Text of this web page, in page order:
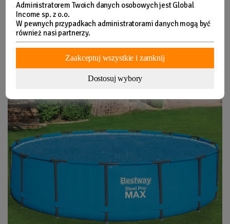
Administratorem Twoich danych osobowych jest Global
Income sp. z o.o.
W pewnych przypadkach administratorami danych mogą być
również nasi partnerzy.
Dostosuj wybory
Zaakceptuj wszystkie i zamknij